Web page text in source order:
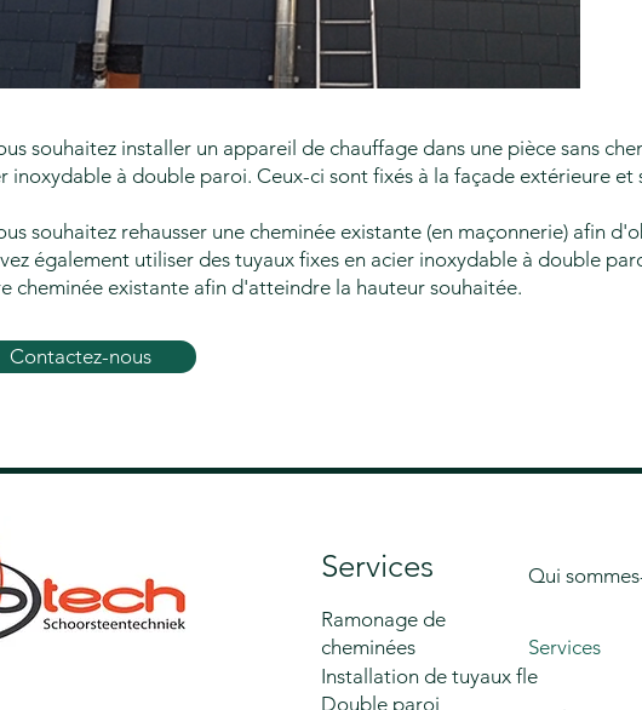
souhaitez installer un appareil de chauffage dans une pièce sans
inoxydable à double paroi. Ceux-ci sont fixés à la façade extérieure
souhaitez rehausser une cheminée existante (en maçonnerie) afin
également utiliser des tuyaux fixes en acier inoxydable à double
cheminée existante afin d'atteindre la hauteur souhaitée.
Contactez-nous
Services
Ramonage de
cheminées
Installation de tuyaux flexibles
Double paroi
Qui
Services